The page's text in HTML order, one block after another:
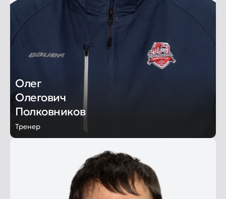
Олег
Олегович
Полковников
Тренер